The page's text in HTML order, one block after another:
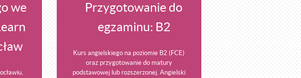
we
Przygotowanie do
egzaminu: B2
Kurs angielskiego na poziomie B2 (FCE)
oraz przygotowanie do matury
podstawowej lub rozszerzonej. Angielski